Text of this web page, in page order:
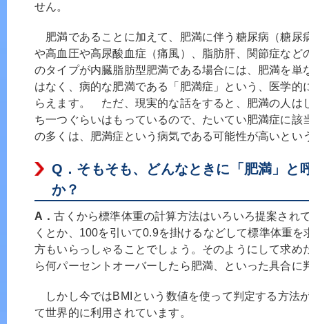
せん。
肥満であることに加えて、肥満に伴う糖尿病（糖尿
や高血圧や高尿酸血症（痛風）、脂肪肝、関節症など
のタイプが内臓脂肪型肥満である場合には、肥満を単
はなく、病的な肥満である「肥満症」という、医学的
らえます。 ただ、現実的な話をすると、肥満の人は
ち一つぐらいはもっているので、たいてい肥満症に該
の多くは、肥満症という病気である可能性が高いとい
Q． そもそも、どんなときに「肥満」と
か？
A．古くから標準体重の計算方法はいろいろ提案され
くとか、100を引いて0.9を掛けるなどして標準体重
方もいらっしゃることでしょう。そのようにして求め
ら何パーセントオーバーしたら肥満、といった具合に
しかし今ではBMIという数値を使って判定する方法
て世界的に利用されています。